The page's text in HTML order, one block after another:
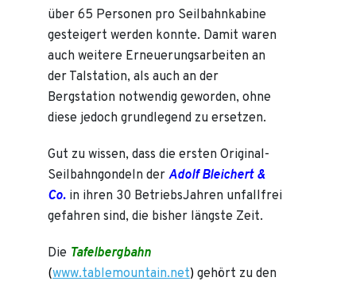
über 65 Personen pro Seilbahnkabine
gesteigert werden konnte. Damit waren
auch weitere Erneuerungsarbeiten an
der Talstation, als auch an der
Bergstation notwendig geworden, ohne
diese jedoch grundlegend zu ersetzen.
Gut zu wissen, dass die ersten Original-
Seilbahngondeln der Adolf Bleichert &
Co. in ihren 30 BetriebsJahren unfallfrei
gefahren sind, die bisher längste Zeit.
Die Tafelbergbahn
(www.tablemountain.net) gehört zu den